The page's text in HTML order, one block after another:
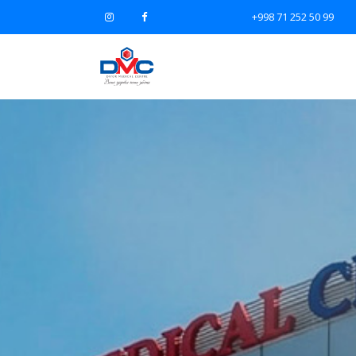
+998 71 252 50 99